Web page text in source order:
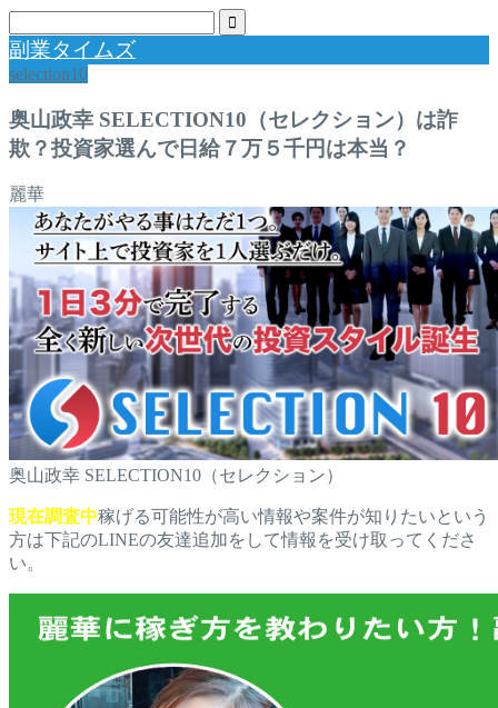
副業タイムズ
selection10
奥山政幸 SELECTION10（セレクション）は詐
欺？投資家選んで日給７万５千円は本当？
麗華
奥山政幸 SELECTION10（セレクション）
現在調査中稼げる可能性が高い情報や案件が知りたいという
方は下記のLINEの友達追加をして情報を受け取ってくださ
い。